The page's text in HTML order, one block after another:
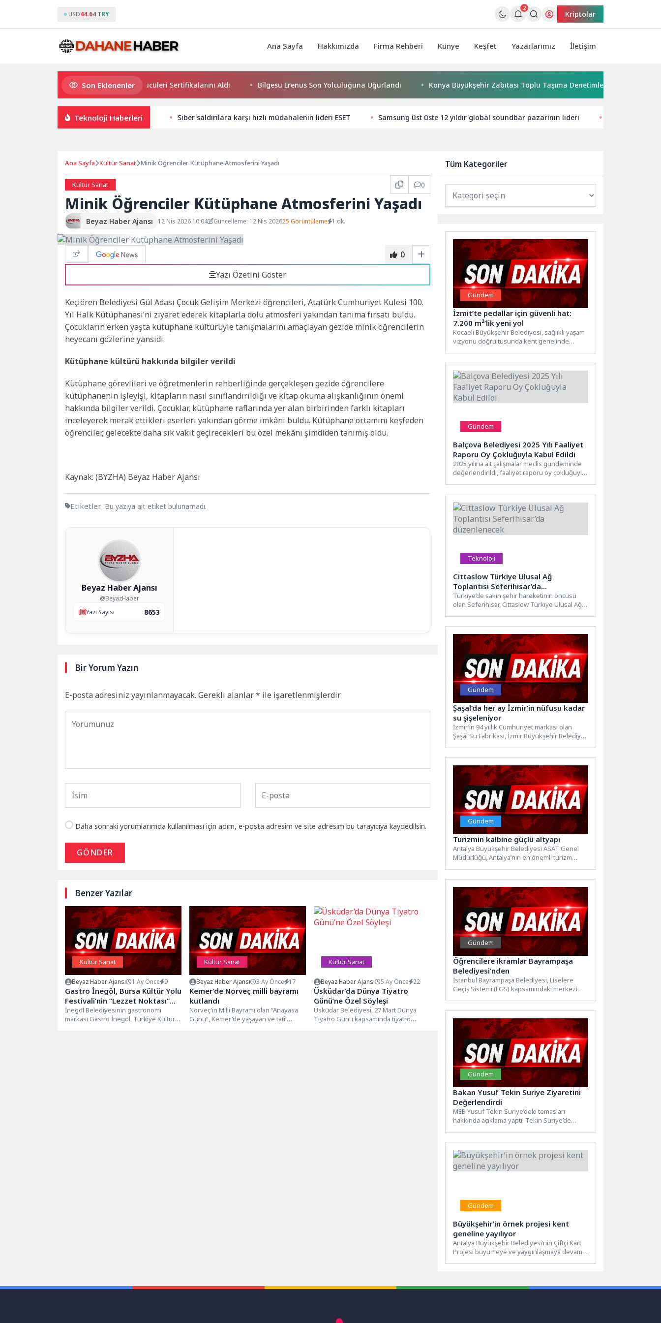
USD44.64 TRY
2
Kriptolar
Ana Sayfa Hakkımızda Firma Rehberi Künye Keşfet Yazarlarımız İletişim
Son Eklenenler
Osmangazi’de Geleceğin Yüzücüleri Sertifikalarını Aldı Bilgesu Erenus Son Yolculuğuna Uğurlandı Konya Büyükşehir Zabıtası Toplu Taşıma Denetimlerini Sürdürüyor
Teknoloji Haberleri Siber saldırılara karşı hızlı müdahalenin lideri ESET Samsung üst üste 12 yıldır global soundbar pazarının lideri
Ana Sayfa Kültür Sanat Minik Öğrenciler Kütüphane Atmosferini Yaşadı
Kültür Sanat 0
Minik Öğrenciler Kütüphane Atmosferini Yaşadı
Beyaz Haber Ajansı 12 Nis 2026 10:04 Güncelleme: 12 Nis 202625 Görüntüleme 1 dk.
0
Yazı Özetini Göster
Keçiören Belediyesi Gül Adası Çocuk Gelişim Merkezi öğrencileri, Atatürk Cumhuriyet Kulesi 100.
Yıl Halk Kütüphanesi’ni ziyaret ederek kitaplarla dolu atmosferi yakından tanıma fırsatı buldu.
Çocukların erken yaşta kütüphane kültürüyle tanışmalarını amaçlayan gezide minik öğrencilerin
heyecanı gözlerine yansıdı.
Kütüphane kültürü hakkında bilgiler verildi
Kütüphane görevlileri ve öğretmenlerin rehberliğinde gerçekleşen gezide öğrencilere
kütüphanenin işleyişi, kitapların nasıl sınıflandırıldığı ve kitap okuma alışkanlığının önemi
hakkında bilgiler verildi. Çocuklar, kütüphane raflarında yer alan birbirinden farklı kitapları
inceleyerek merak ettikleri eserleri yakından görme imkânı buldu. Kütüphane ortamını keşfeden
öğrenciler, gelecekte daha sık vakit geçirecekleri bu özel mekânı şimdiden tanımış oldu.
Kaynak: (BYZHA) Beyaz Haber Ajansı
Etiketler :Bu yazıya ait etiket bulunamadı.
Beyaz Haber Ajansı
@BeyazHaber
Yazı Sayısı
8653
Bir Yorum Yazın
E-posta adresiniz yayınlanmayacak. Gerekli alanlar* ile işaretlenmişlerdir
Daha sonraki yorumlarımda kullanılması için adım, e-posta adresim ve site adresim bu tarayıcıya kaydedilsin.
GÖNDER
Benzer Yazılar
Kültür Sanat
Beyaz Haber Ajansı 1 Ay Önce 9
Gastro İnegöl, Bursa Kültür Yolu
Festivali’nin “Lezzet Noktası”
Oldu
İnegöl Belediyesinin gastronomi
markası Gastro İnegöl, Türkiye Kültür
Kültür Sanat
Beyaz Haber Ajansı 3 Ay Önce 17
Kemer’de Norveç milli bayramı
kutlandı
Norveç'in Milli Bayramı olan “Anayasa
Günü”, Kemer'de yaşayan ve tatil
Kültür Sanat
Beyaz Haber Ajansı 5 Ay Önce 22
Üsküdar’da Dünya Tiyatro
Günü’ne Özel Söyleşi
Üsküdar Belediyesi, 27 Mart Dünya
Tiyatro Günü kapsamında tiyatro
Tüm Kategoriler
Gündem
İzmit’te pedallar için güvenli hat:
7.200 m²’lik yeni yol
Kocaeli Büyükşehir Belediyesi, sağlıklı yaşam
vizyonu doğrultusunda kent genelinde
Gündem
Balçova Belediyesi 2025 Yılı Faaliyet
Raporu Oy Çokluğuyla Kabul Edildi
2025 yılına ait çalışmalar meclis gündeminde
değerlendirildi, faaliyet raporu oy çokluğuyla
Teknoloji
Cittaslow Türkiye Ulusal Ağ
Toplantısı Seferihisar’da
düzenlenecek
Türkiye’de sakin şehir hareketinin öncüsü
olan Seferihisar, Cittaslow Türkiye Ulusal Ağ
Gündem
Şaşal’da her ay İzmir’in nüfusu kadar
su şişeleniyor
İzmir’in 94 yıllık Cumhuriyet markası olan
Şaşal Su Fabrikası, İzmir Büyükşehir Belediye
Gündem
Turizmin kalbine güçlü altyapı
Antalya Büyükşehir Belediyesi ASAT Genel
Müdürlüğü, Antalya’nın en önemli turizm
Gündem
Öğrencilere ikramlar Bayrampaşa
Belediyesi’nden
İstanbul Bayrampaşa Belediyesi, Liselere
Geçiş Sistemi (LGS) kapsamındaki merkezi
Gündem
Bakan Yusuf Tekin Suriye Ziyaretini
Değerlendirdi
MEB Yusuf Tekin Suriye’deki temasları
hakkında açıklama yaptı. Tekin Suriye’de
Gündem
Büyükşehir’in örnek projesi kent
geneline yayılıyor
Antalya Büyükşehir Belediyesi’nin Çiftçi Kart
Projesi büyümeye ve yaygınlaşmaya devam